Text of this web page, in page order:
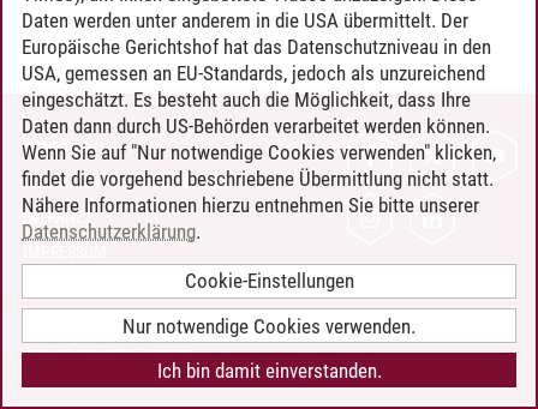
KONTAKT
LEUPHANA ALS ARBEITGEBER
INTRANET
BARRIEREFREIHEIT
COOKIE-EINSTELLUNGEN
Daten werden unter anderem in die USA übermittelt. Der
Europäische Gerichtshof hat das Datenschutzniveau in den
USA, gemessen an EU-Standards, jedoch als unzureichend
eingeschätzt. Es besteht auch die Möglichkeit, dass Ihre
Daten dann durch US-Behörden verarbeitet werden können.
Wenn Sie auf "Nur notwendige Cookies verwenden" klicken,
findet die vorgehend beschriebene Übermittlung nicht statt.
Nähere Informationen hierzu entnehmen Sie bitte unserer
Datenschutzerklärung.
Cookie-Einstellungen
Nur notwendige Cookies verwenden.
Ich bin damit einverstanden.